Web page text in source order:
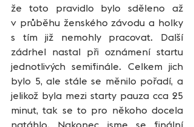
že toto pravidlo bylo sděleno až
v průběhu ženského závodu a holky
s tím již nemohly pracovat. Další
zádrhel nastal při oznámení startu
jednotlivých semifinále. Celkem jich
bylo 5, ale stále se měnilo pořadí, a
jelikož byla mezi starty pauza cca 25
minut, tak se to pro někoho docela